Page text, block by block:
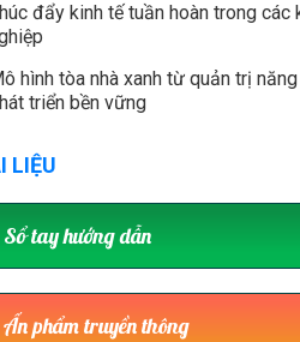
đẩy kinh tế tuần hoàn trong các
hình tòa nhà xanh từ quản trị
triển bền vững
LIỆU
Sổ tay hướng dẫn
Ấn phẩm truyền thông